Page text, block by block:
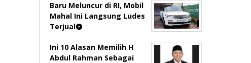
Baru Meluncur di RI, Mobil
Mahal Ini Langsung Ludes
Terjual
Ini 10 Alasan Memilih H
Abdul Rahman Sebagai